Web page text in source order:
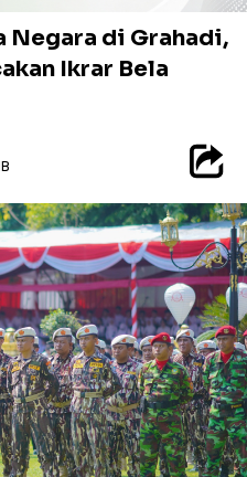
Negara di Grahadi,
Ikrar Bela